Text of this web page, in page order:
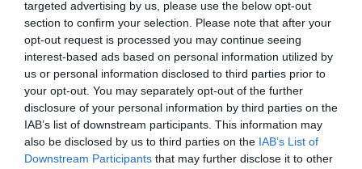
targeted advertising by us, please use the below opt-out
section to confirm your selection. Please note that after your
opt-out request is processed you may continue seeing
interest-based ads based on personal information utilized by
us or personal information disclosed to third parties prior to
your opt-out. You may separately opt-out of the further
disclosure of your personal information by third parties on the
IAB’s list of downstream participants. This information may
also be disclosed by us to third parties on the IAB’s List of
Downstream Participants that may further disclose it to other